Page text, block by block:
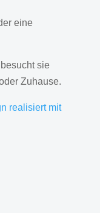
eine
sie
Zuhause.
realisiert mit